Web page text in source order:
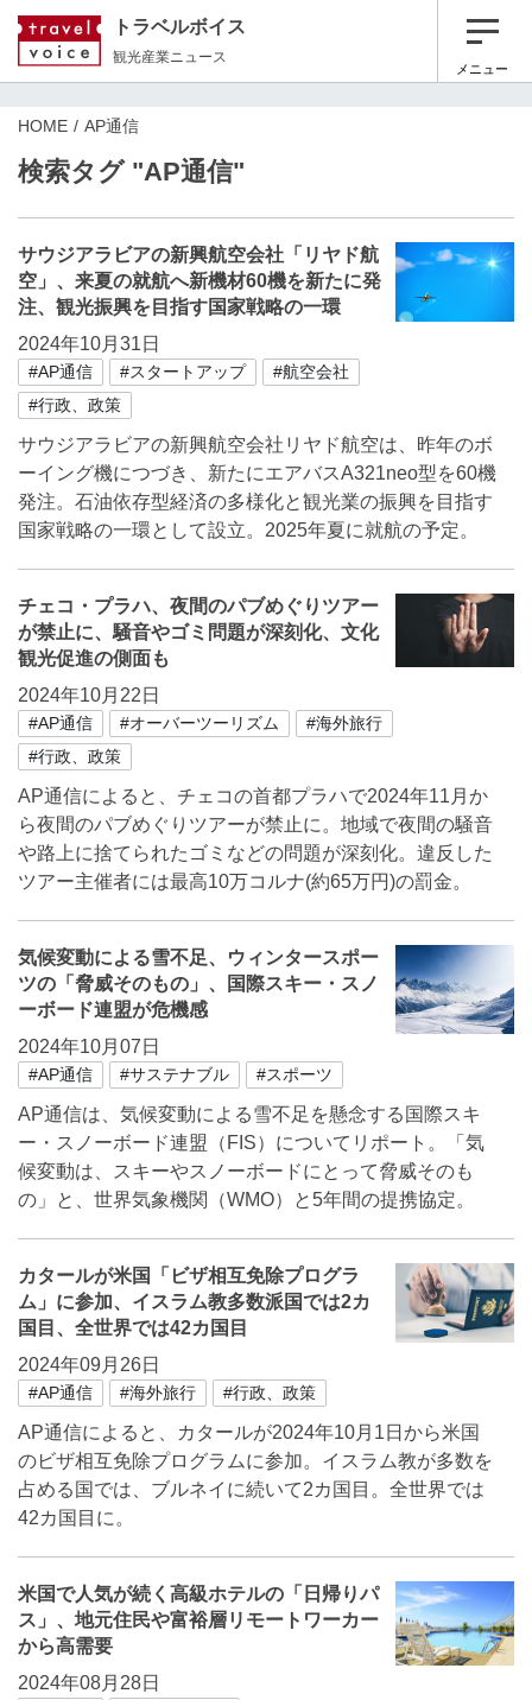
トラベルボイス
観光産業ニュース
メニュー
HOME AP通信
検索タグ "AP通信"
サウジアラビアの新興航空会社「リヤド航
空」、来夏の就航へ新機材60機を新たに発
注、観光振興を目指す国家戦略の一環
2024年10月31日
#AP通信 #スタートアップ
#航空会社
#行政、政策
サウジアラビアの新興航空会社リヤド航空は、昨年のボ
ーイング機につづき、新たにエアバスA321neo型を60機
発注。石油依存型経済の多様化と観光業の振興を目指す
国家戦略の一環として設立。2025年夏に就航の予定。
チェコ・プラハ、夜間のパブめぐりツアー
が禁止に、騒音やゴミ問題が深刻化、文化
観光促進の側面も
2024年10月22日
#AP通信 #オーバーツーリズム
#海外旅行
#行政、政策
AP通信によると、チェコの首都プラハで2024年11月か
ら夜間のパブめぐりツアーが禁止に。地域で夜間の騒音
や路上に捨てられたゴミなどの問題が深刻化。違反した
ツアー主催者には最高10万コルナ(約65万円)の罰金。
気候変動による雪不足、ウィンタースポー
ツの「脅威そのもの」、国際スキー・スノ
ーボード連盟が危機感
2024年10月07日
#AP通信 #サステナブル #スポーツ
AP通信は、気候変動による雪不足を懸念する国際スキ
ー・スノーボード連盟（FIS）についてリポート。「気
候変動は、スキーやスノーボードにとって脅威そのも
の」と、世界気象機関（WMO）と5年間の提携協定。
カタールが米国「ビザ相互免除プログラ
ム」に参加、イスラム教多数派国では2カ
国目、全世界では42カ国目
2024年09月26日
#AP通信 #海外旅行 #行政、政策
AP通信によると、カタールが2024年10月1日から米国
のビザ相互免除プログラムに参加。イスラム教が多数を
占める国では、ブルネイに続いて2カ国目。全世界では
42カ国目に。
米国で人気が続く高級ホテルの「日帰りパ
ス」、地元住民や富裕層リモートワーカー
から高需要
2024年08月28日